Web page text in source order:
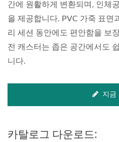
간에 원활하게 변환되며, 인체
을 제공합니다. PVC 가죽 표면
리 세션 동안에도 편안함을 보
전 캐스터는 좁은 공간에서도
니다.
지금
카탈로그 다운로드: